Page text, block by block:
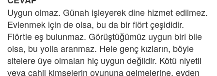
Uygun olmaz. Günah işleyerek dine hizmet edilmez.
Evlenmek için de olsa, bu da bir flört çeşididir.
Flörtle eş bulunmaz. Görüştüğümüz uygun biri bile
olsa, bu yolla aranmaz. Hele genç kızların, böyle
sitelere üye olmaları hiç uygun değildir. Kötü niyetli
veya cahil kimselerin oyununa gelmelerine, evden